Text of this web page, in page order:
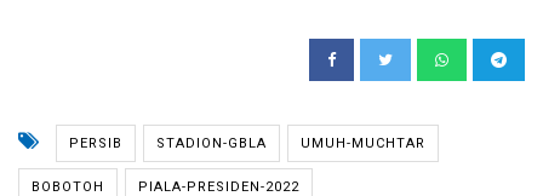
PERSIB STADION-GBLA UMUH-MUCHTAR
BOBOTOH PIALA-PRESIDEN-2022